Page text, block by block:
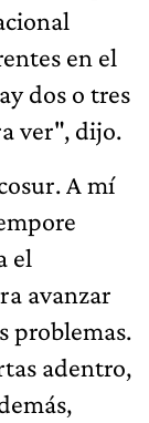
en el
dos o tres
ver", dijo.
A mí
el
avanzar
problemas.
adentro,